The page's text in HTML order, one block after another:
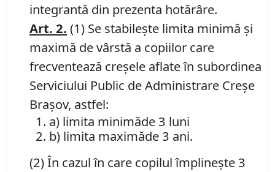
integrantă din prezenta hotărâre.
Art. 2. (1) Se stabilește limita minimă și
maximă de vârstă a copiilor care
frecventează creșele aflate în subordinea
Serviciului Public de Administrare Creșe
Brașov, astfel:
a) limita minimăde 3 luni
b) limita maximăde 3 ani.
(2) În cazul în care copilul împlinește 3